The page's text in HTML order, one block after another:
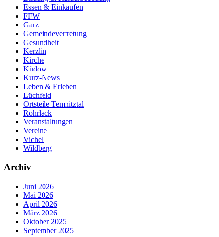
Essen & Einkaufen
FFW
Garz
Gemeindevertretung
Gesundheit
Kerzlin
Kirche
Küdow
Kurz-News
Leben & Erleben
Lüchfeld
Ortsteile Temnitztal
Rohrlack
Veranstaltungen
Vereine
Vichel
Wildberg
Archiv
Juni 2026
Mai 2026
April 2026
März 2026
Oktober 2025
September 2025